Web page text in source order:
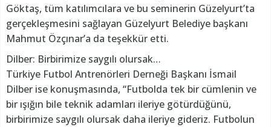
Göktaş, tüm katılımcılara ve bu seminerin Güzelyurt’ta
gerçekleşmesini sağlayan Güzelyurt Belediye başkanı
Mahmut Özçınar’a da teşekkür etti.
Dilber: Birbirimize saygılı olursak…
Türkiye Futbol Antrenörleri Derneği Başkanı İsmail
Dilber ise konuşmasında, “Futbolda tek bir cümlenin ve
bir ışığın bile teknik adamları ileriye götürdüğünü,
birbirimize saygılı olursak daha ileriye gideriz. Futbolun